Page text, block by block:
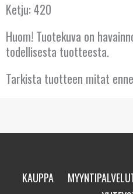
Ketju: 420
Huom! Tuotekuva on
todellisesta tuotteesta.
Tarkista tuotteen mitat
KAUPPA
LUXEMBOURG
MALTA
PORTUGALI